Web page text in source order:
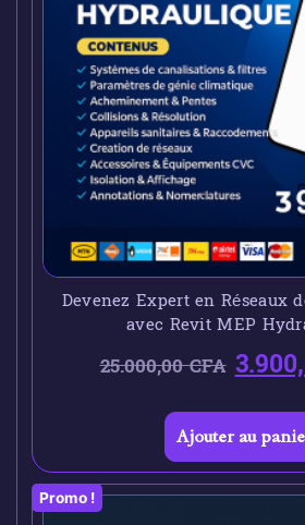
Devenez Expert en Réseaux
avec Revit MEP
25.000,00CFA
Ajouter au
Promo !